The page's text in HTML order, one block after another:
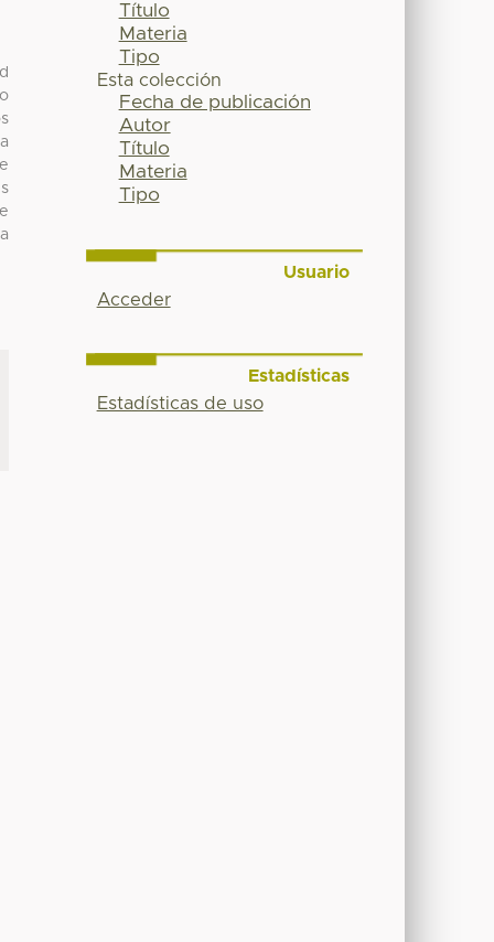
Título
Materia
Tipo
Esta colección
Fecha de publicación
Autor
Título
Materia
Tipo
Usuario
Acceder
Estadísticas
Estadísticas de uso